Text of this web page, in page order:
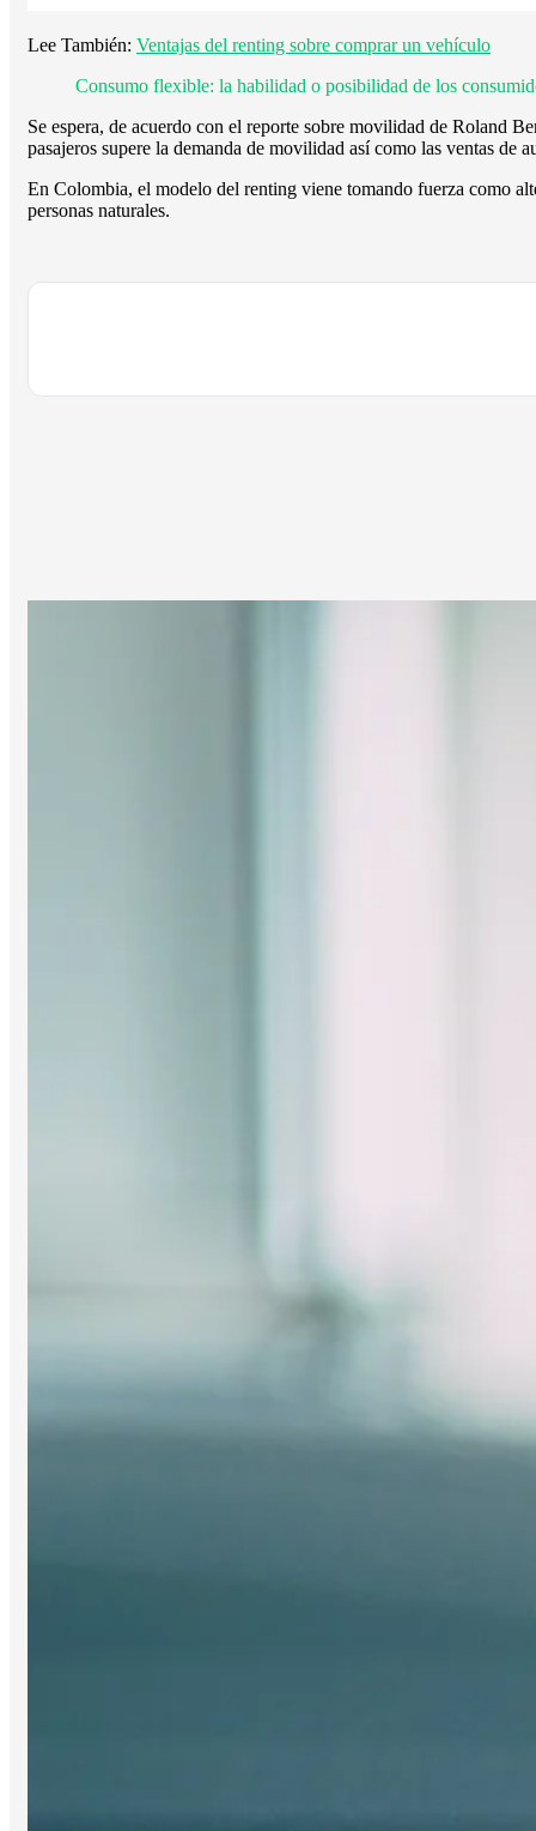
Lee También: Ventajas del renting sobre comprar un vehículo
Consumo flexible: la habilidad o posibilidad de los
Se espera, de acuerdo con el reporte sobre movilidad de Roland
pasajeros supere la demanda de movilidad así como las ventas de
En Colombia, el modelo del renting viene tomando fuerza como
personas naturales.